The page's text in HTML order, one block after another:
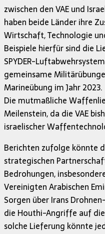
zwischen den VAE und
haben beide Länder ihre
Wirtschaft, Technologie
Beispiele hierfür sind die
SPYDER-
gemeinsame
Marineübung im Jahr 2023.
Die mutmaßliche
Meilenstein, da die VAE
israelischer
Berichten zufolge könnte
strategischen
Bedrohungen,
Vereinigten Arabischen
Sorgen über Irans
die Houthi-Angriffe auf die
solche Lieferung könnte